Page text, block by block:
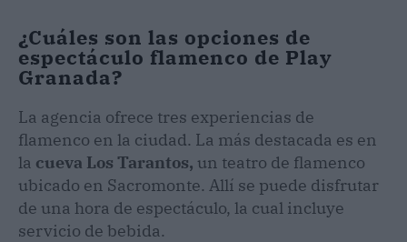
¿Cuáles son las opciones de
espectáculo flamenco de Play
Granada?
La agencia ofrece tres experiencias de
flamenco en la ciudad. La más destacada es en
la cueva Los Tarantos, un teatro de flamenco
ubicado en Sacromonte. Allí se puede disfrutar
de una hora de espectáculo, la cual incluye
servicio de bebida.